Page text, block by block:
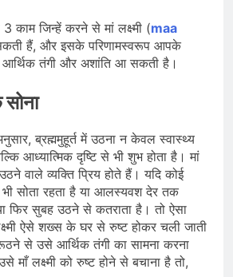
काम जिन्हें करने से मां लक्ष्मी (maa
हैं, और इसके परिणामस्वरूप आपके
तंगी और अशांति आ सकती है।
ब्रह्ममुहूर्त में उठना न केवल स्वास्थ्य
आध्यात्मिक दृष्टि से भी शुभ होता है। मां
वाले व्यक्ति प्रिय होते हैं। यदि कोई
भी सोता रहता है या आलस्यवश देर तक
फिर सुबह उठने से कतराता है। तो ऐसा
ऐसे शख्स के घर से रुष्ट होकर चली जाती
से उसे आर्थिक तंगी का सामना करना
माँ लक्ष्मी को रुष्ट होने से बचाना है तो,